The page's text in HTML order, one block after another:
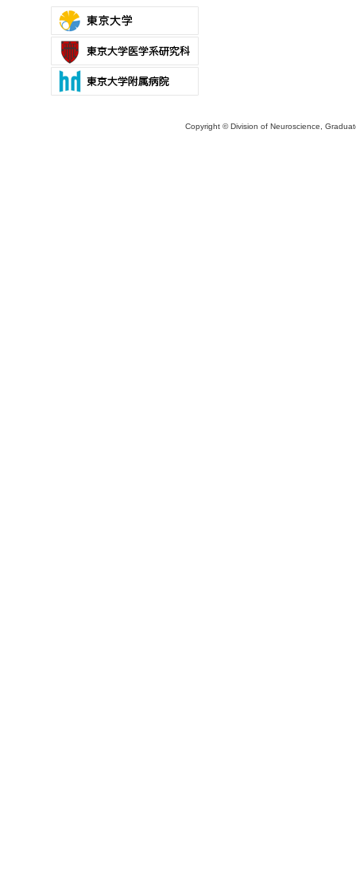
Copyright © Division of Neuroscience,